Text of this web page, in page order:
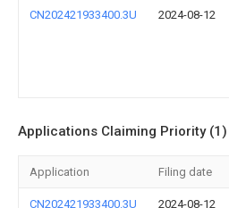
CN202421933400.3U 2024-08-12
Applications Claiming Priority (1)
Application Filing date
CN202421933400.3U 2024-08-12